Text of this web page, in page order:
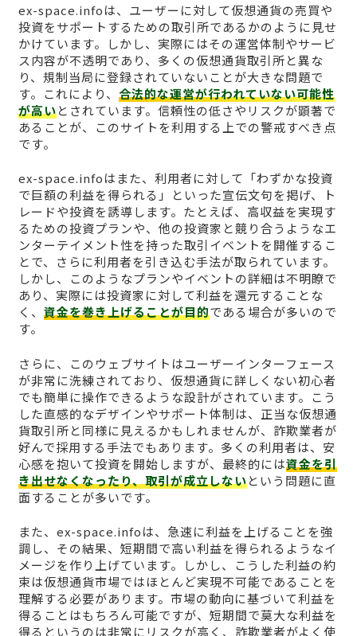
ex-space.infoは、ユーザーに対して仮想通貨の売買や
投資をサポートするための取引所であるかのように見せ
かけています。しかし、実際にはその運営体制やサービ
ス内容が不透明であり、多くの仮想通貨取引所と異な
り、規制当局に登録されていないことが大きな問題で
す。これにより、 合法的な運営が行われていない可能性
が高いとされています。信頼性の低さやリスクが顕著で
あることが、このサイトを利用する上での警戒すべき点
です。
ex-space.infoはまた、利用者に対して「わずかな投資
で巨額の利益を得られる」といった宣伝文句を掲げ、ト
レードや投資を誘導します。たとえば、高収益を実現す
るための投資プランや、他の投資家と競り合うようなエ
ンターテイメント性を持った取引イベントを開催するこ
とで、さらに利用者を引き込む手法が取られています。
しかし、このようなプランやイベントの詳細は不明瞭で
あり、実際には投資家に対して利益を還元することな
く、 資金を巻き上げることが目的である場合が多いので
す。
さらに、このウェブサイトはユーザーインターフェース
が非常に洗練されており、仮想通貨に詳しくない初心者
でも簡単に操作できるような設計がされています。こう
した直感的なデザインやサポート体制は、正当な仮想通
貨取引所と同様に見えるかもしれませんが、詐欺業者が
好んで採用する手法でもあります。多くの利用者は、安
心感を抱いて投資を開始しますが、最終的には資金を引
き出せなくなったり、取引が成立しないという問題に直
面することが多いです。
また、ex-space.infoは、急速に利益を上げることを強
調し、その結果、短期間で高い利益を得られるようなイ
メージを作り上げています。しかし、こうした利益の約
束は仮想通貨市場ではほとんど実現不可能であることを
理解する必要があります。市場の動向に基づいて利益を
得ることはもちろん可能ですが、短期間で莫大な利益を
得るというのは非常にリスクが高く、詐欺業者がよく使